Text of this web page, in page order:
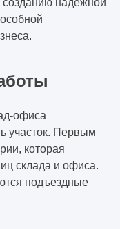
созданию надежной
офиса
участок. Первым
которая
склада и офиса.
подъездные